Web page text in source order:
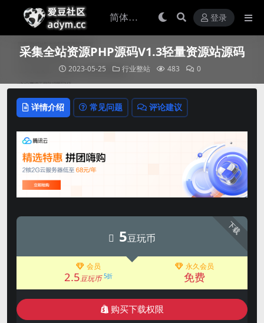
登录
采集全站资源PHP源码V1.3轻量资源站源码
2023-05-25 行业整站 483 0
详情介绍 常见问题 评论建议
下载
5豆玩币
会员
2.5豆玩币 5折
永久会员
免费
购买下载权限